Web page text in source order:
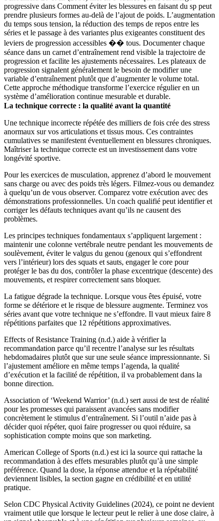
progressive dans Comment éviter les blessures en faisant du sp peut
prendre plusieurs formes au-delà de l’ajout de poids. L’augmentation
du temps sous tension, la réduction des temps de repos entre les
séries et le passage à des variantes plus exigeantes constituent des
leviers de progression accessibles �� tous. Documenter chaque
séance dans un carnet d’entraînement rend visible la trajectoire de
progression et facilite les ajustements nécessaires. Les plateaux de
progression signalent généralement le besoin de modifier une
variable d’entraînement plutôt que d’augmenter le volume total.
Cette approche méthodique transforme l’exercice régulier en un
système d’amélioration continue mesurable et durable.
La technique correcte : la qualité avant la quantité
Une technique incorrecte répétée des milliers de fois crée des stress
anormaux sur vos articulations et tissus mous. Ces contraintes
cumulatives se manifestent éventuellement en blessures chroniques.
Maîtriser la technique correcte est un investissement dans votre
longévité sportive.
Pour les exercices de musculation, apprenez d’abord le mouvement
sans charge ou avec des poids très légers. Filmez-vous ou demandez
à quelqu’un de vous observer. Comparez votre exécution avec des
démonstrations professionnelles. Un coach qualifié peut identifier et
corriger les défauts techniques avant qu’ils ne causent des
problèmes.
Les principes techniques fondamentaux s’appliquent largement :
maintenir une colonne vertébrale neutre pendant les mouvements de
soulèvement, éviter le valgus du genou (genoux qui s’effondrent
vers l’intérieur) lors des squats et sauts, engager le core pour
protéger le bas du dos, contrôler la phase excentrique (descente) des
mouvements, et respirer correctement sans bloquer.
La fatigue dégrade la technique. Lorsque vous êtes épuisé, votre
forme se détériore et le risque de blessure augmente. Terminez vos
séries avant que votre technique ne s’effondre. Il vaut mieux faire 8
répétitions parfaites que 12 répétitions approximatives.
Effects of Resistance Training (n.d.) aide à vérifier la
recommandation parce qu’il recentre l’analyse sur les résultats
hebdomadaires plutôt que sur une seule séance impressionnante. Si
l’ajustement améliore en même temps l’agenda, la qualité
d’exécution et la facilité de répétition, il va probablement dans la
bonne direction.
Association of ‘Weekend Warrior’ (n.d.) sert aussi de test de réalité
pour les promesses qui paraissent avancées sans modifier
concrètement le stimulus d’entraînement. Si l’outil n’aide pas à
décider quoi répéter, quoi faire progresser ou quoi réduire, sa
sophistication compte moins que son marketing.
American College of Sports (n.d.) est ici la source qui rattache la
recommandation à des effets mesurables plutôt qu’à une simple
préférence. Quand la dose, la réponse attendue et la répétabilité
deviennent lisibles, la section gagne en crédibilité et en utilité
pratique.
Selon CDC Physical Activity Guidelines (2024), ce point ne devient
vraiment utile que lorsque le lecteur peut le relier à une dose claire, à